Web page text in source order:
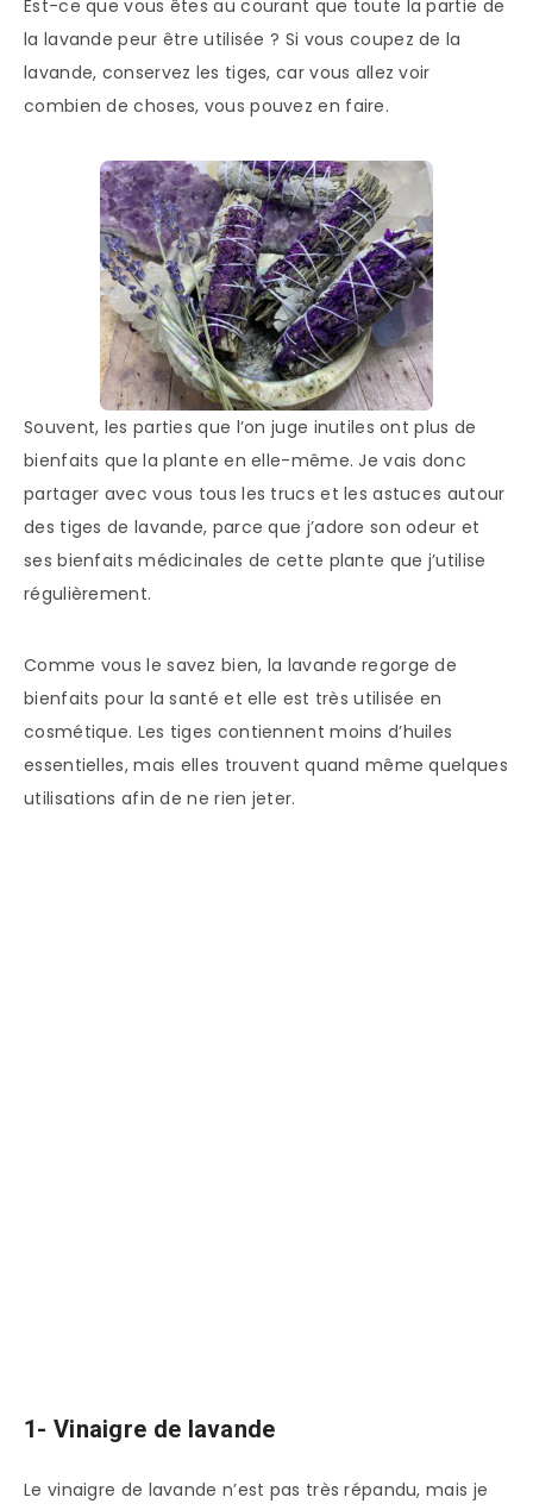
Est-ce que vous êtes au courant que toute la partie de
la lavande peur être utilisée ? Si vous coupez de la
lavande, conservez les tiges, car vous allez voir
combien de choses, vous pouvez en faire.
Souvent, les parties que l’on juge inutiles ont plus de
bienfaits que la plante en elle-même. Je vais donc
partager avec vous tous les trucs et les astuces autour
des tiges de lavande, parce que j’adore son odeur et
ses bienfaits médicinales de cette plante que j’utilise
régulièrement.
Comme vous le savez bien, la lavande regorge de
bienfaits pour la santé et elle est très utilisée en
cosmétique. Les tiges contiennent moins d’huiles
essentielles, mais elles trouvent quand même quelques
utilisations afin de ne rien jeter.
1- Vinaigre de lavande
Le vinaigre de lavande n’est pas très répandu, mais je